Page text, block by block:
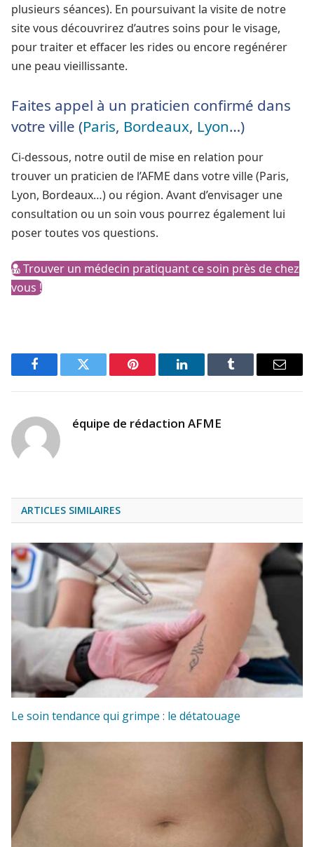
plusieurs séances). En poursuivant la visite de notre
site vous découvrirez d’autres soins pour le visage,
pour traiter et effacer les rides ou encore regénérer
une peau vieillissante.
Faites appel à un praticien confirmé dans
votre ville (Paris, Bordeaux, Lyon…)
Ci-dessous, notre outil de mise en relation pour
trouver un praticien de l’AFME dans votre ville (Paris,
Lyon, Bordeaux…) ou région. Avant d’envisager une
consultation ou un soin vous pourrez également lui
poser toutes vos questions.
Trouver un médecin pratiquant ce soin près de chez
vous !
FacebookTwitter Pinterest LinkedIn Tumblr Email
équipe de rédaction AFME
ARTICLES SIMILAIRES
Le soin tendance qui grimpe : le détatouage